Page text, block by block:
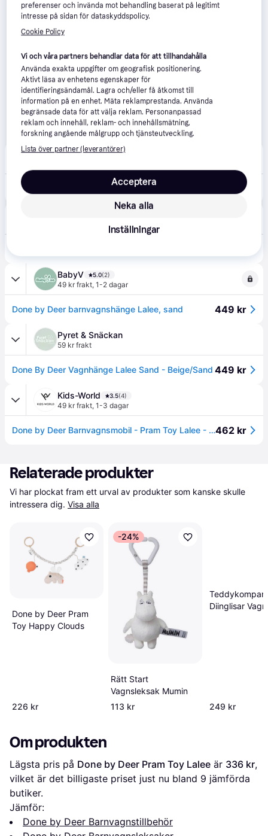
Jollyroom 3.8(130)
Done By Deer Lalee Barnvagnsleksak, Sand 399 kr
1-4 dagar
BabyV 5.0(2)
49 kr frakt, 1-2 dagar
Done by Deer barnvagnshänge Lalee, sand 449 kr
Pyret & Snäckan
59 kr frakt
Done By Deer Vagnhänge Lalee Sand - Beige/Sand 449 kr
Kids-World 3.5(4)
49 kr frakt, 1-3 dagar
Done by Deer Barnvagnsmobil - Pram Toy Lalee - Sand - Done by Deer - One Size - Barnvagnsmobil462 kr
Relaterade produkter
Vi har plockat fram ett urval av produkter som kanske skulle
intressera dig. Visa alla
Done by Deer Pram
Toy Happy Clouds
226 kr
-24%
Rätt Start
Vagnsleksak Mumin
113 kr
Diinglisar
249 kr
Om produkten
Lägsta pris på Done by Deer Pram Toy Lalee är 336 kr,
vilket är det billigaste priset just nu bland 9 jämförda
butiker.
Jämför:
Done by Deer Barnvagnstillbehör
preferenser och invända mot behandling baserat på legitimt
intresse på sidan för dataskyddspolicy.
Cookie Policy
Vi och våra partners behandlar data för att tillhandahålla
Använda exakta uppgifter om geografisk positionering.
Aktivt läsa av enhetens egenskaper för
identifieringsändamål. Lagra och/eller få åtkomst till
information på en enhet. Mäta reklamprestanda. Använda
begränsade data för att välja reklam. Personanpassad
reklam och innehåll, reklam- och innehållsmätning,
forskning angående målgrupp och tjänsteutveckling.
Lista över partner (leverantörer)
Neka alla
Acceptera
Inställningar